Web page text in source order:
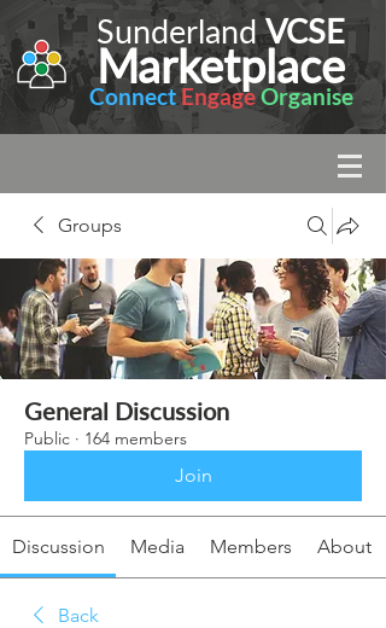
Marketplace
SunderlandVCSE
ConnectEngageOrganise
Groups
General Discussion
Public · 164 members
Join
Discussion Media Members About
Back